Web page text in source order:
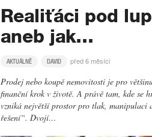
Realiťáci pod
aneb jak…
AKTUÁLNĚ DAVID před 6 měsíci
Prodej nebo koupě nemovitosti je pro
finanční krok v životě. A právě tam, kde se
vzniká největší prostor pro tlak, manipulaci
řešení“. Dvojí…